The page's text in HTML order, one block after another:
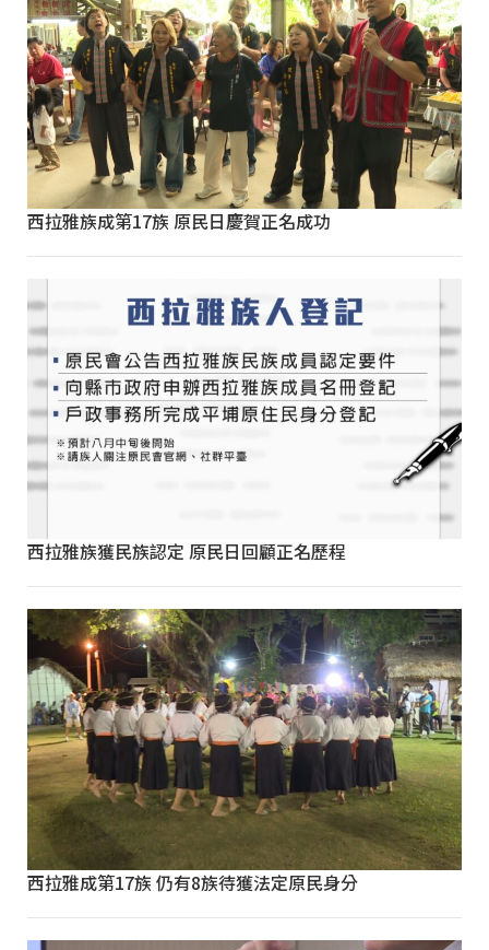
西拉雅族成第17族 原民日慶賀正名成功
西拉雅族獲民族認定 原民日回顧正名歷程
西拉雅成第17族 仍有8族待獲法定原民身分